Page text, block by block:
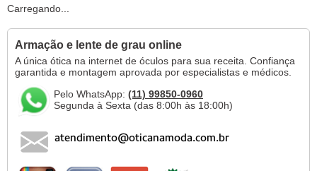
Carregando...
Armação e lente de grau online
A única ótica na internet de óculos para sua receita. Confiança
garantida e montagem aprovada por especialistas e médicos.
Pelo WhatsApp: (11) 99850-0960
Segunda à Sexta (das 8:00h às 18:00h)